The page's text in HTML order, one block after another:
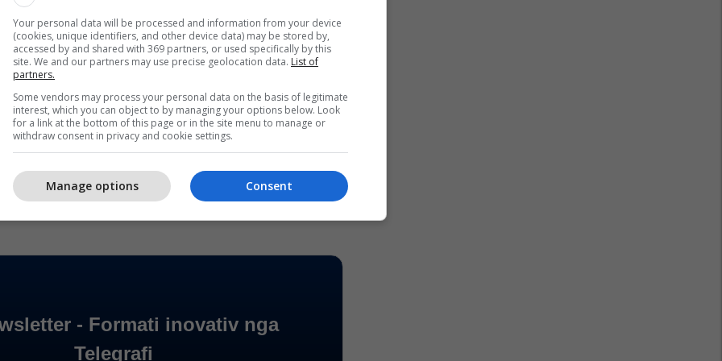
ilegale. Ai tha se nëse BDI ka prova për
në pazarin e vjetër, le të ngrejë një ankesë.
milioni euro dhe kompania është zgjedhur në
më legjitime", tha Mexhiti, kryetar i komunës
udhëheqësit e VLEN-it.
po shemben në Çair, ndërsa Danella
fushatë," tha Mexhiti.
/Telegrafi/
Your personal data will be processed and information from your device
(cookies, unique identifiers, and other device data) may be stored by,
accessed by and shared with 369 partners, or used specifically by this
site. We and our partners may use precise geolocation data. List of
partners.
Some vendors may process your personal data on the basis of legitimate
interest, which you can object to by managing your options below. Look
for a link at the bottom of this page or in the site menu to manage or
withdraw consent in privacy and cookie settings.
Consent
Manage options